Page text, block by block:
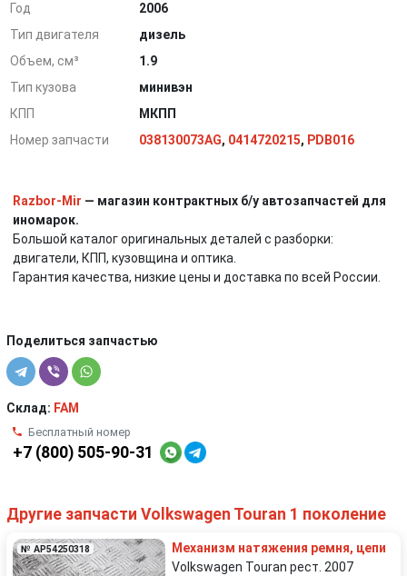
Год
2006
Тип двигателя
дизель
Объем, см³
1.9
Тип кузова
минивэн
КПП
МКПП
Номер запчасти
038130073AG, 0414720215, PDB016
Razbor-Mir — магазин контрактных б/у автозапчастей для
иномарок.
Большой каталог оригинальных деталей с разборки:
двигатели, КПП, кузовщина и оптика.
Гарантия качества, низкие цены и доставка по всей России.
Поделиться запчастью
Склад: FAM
Бесплатный номер
+7 (800) 505-90-31
Другие запчасти Volkswagen Touran 1 поколение
№ AP54250318
Механизм натяжения ремня, цепи
Volkswagen Touran рест. 2007